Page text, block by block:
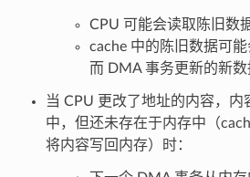
CPU 可能会读取陈旧数
cache 中的陈旧数据可能
而 DMA 事务更新的新数
当 CPU 更改了地址的内容，内
中，但还未存在于内存中（
将内容写回内存）时：